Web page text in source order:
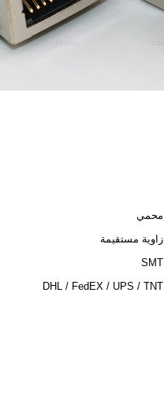
محمي
زاوية مستقيمة
SMT
DHL / FedEX / UPS / TNT